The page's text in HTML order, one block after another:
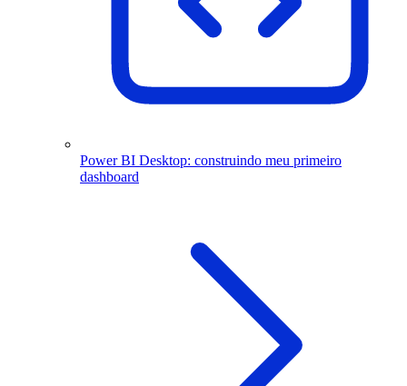
Power BI Desktop: construindo meu primeiro
dashboard